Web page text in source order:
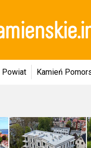
Powiat Kamień